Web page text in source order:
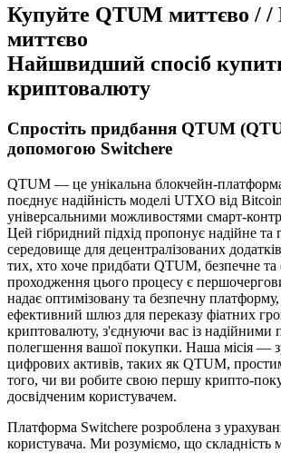
Купуйте QTUM миттєво / /
миттєво
Найшвидший спосіб
криптовалюту
Спростіть придбання QTUM
допомогою Switchere
QTUM — це унікальна блокчейн-
поєднує надійність моделі UTXO від
універсальними можливостями смарт-
Цей гібридний підхід пропонує надійне та
середовище для децентралізованих
тих, хто хоче придбати QTUM, безпечне та
проходження цього процесу є
надає оптимізовану та безпечну платформу,
ефективний шлюз для переказу фіатних
криптовалюту, з'єднуючи вас із надійними
полегшення вашої покупки. Наша місія —
цифрових активів, таких як QTUM,
того, чи ви робите свою першу крипто-
досвідченим користувачем.
Платформа Switchere розроблена з
користувача. Ми розуміємо, що складність